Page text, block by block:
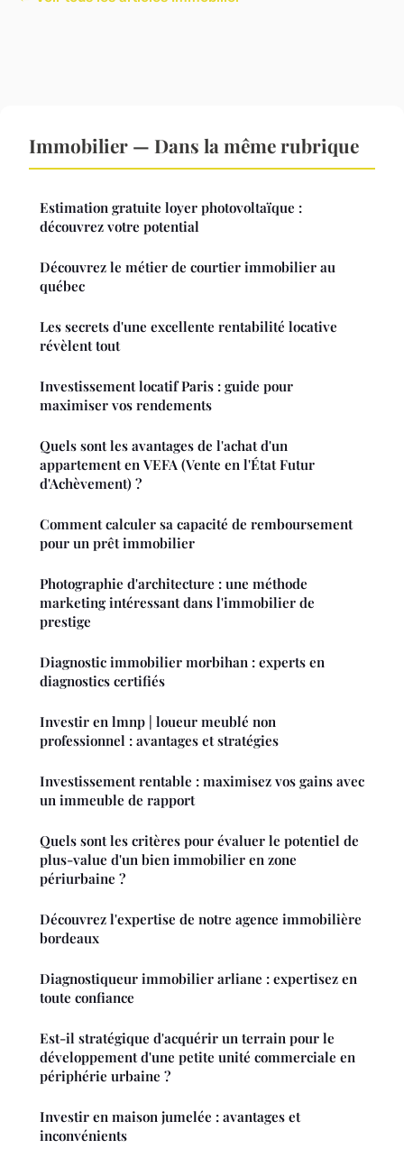
Immobilier — Dans la même rubrique
Estimation gratuite loyer photovoltaïque :
découvrez votre potential
Découvrez le métier de courtier immobilier au
québec
Les secrets d'une excellente rentabilité locative
révèlent tout
Investissement locatif Paris : guide pour
maximiser vos rendements
Quels sont les avantages de l'achat d'un
appartement en VEFA (Vente en l'État Futur
d'Achèvement) ?
Comment calculer sa capacité de remboursement
pour un prêt immobilier
Photographie d'architecture : une méthode
marketing intéressant dans l'immobilier de
prestige
Diagnostic immobilier morbihan : experts en
diagnostics certifiés
Investir en lmnp | loueur meublé non
professionnel : avantages et stratégies
Investissement rentable : maximisez vos gains avec
un immeuble de rapport
Quels sont les critères pour évaluer le potentiel de
plus-value d'un bien immobilier en zone
périurbaine ?
Découvrez l'expertise de notre agence immobilière
bordeaux
Diagnostiqueur immobilier arliane : expertisez en
toute confiance
Est-il stratégique d'acquérir un terrain pour le
développement d'une petite unité commerciale en
périphérie urbaine ?
Investir en maison jumelée : avantages et
inconvénients